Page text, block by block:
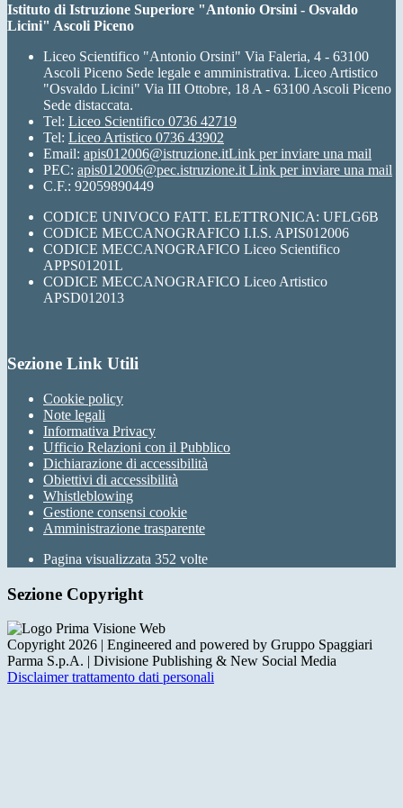
Istituto di Istruzione Superiore "Antonio Orsini - Osvaldo
Licini" Ascoli Piceno
Liceo Scientifico "Antonio Orsini" Via Faleria, 4 - 63100
Ascoli Piceno Sede legale e amministrativa. Liceo Artistico
"Osvaldo Licini" Via III Ottobre, 18 A - 63100 Ascoli Piceno
Sede distaccata.
Tel: Liceo Scientifico 0736 42719
Tel: Liceo Artistico 0736 43902
Email: apis012006@istruzione.itLink per inviare una mail
PEC: apis012006@pec.istruzione.itLink per inviare una mail
C.F.: 92059890449
CODICE UNIVOCO FATT. ELETTRONICA: UFLG6B
CODICE MECCANOGRAFICO I.I.S. APIS012006
CODICE MECCANOGRAFICO Liceo Scientifico
APPS01201L
CODICE MECCANOGRAFICO Liceo Artistico
APSD012013
Sezione Link Utili
Cookie policy
Note legali
Informativa Privacy
Ufficio Relazioni con il Pubblico
Dichiarazione di accessibilità
Obiettivi di accessibilità
Whistleblowing
Gestione consensi cookie
Amministrazione trasparente
Pagina visualizzata 352 volte
Sezione Copyright
Copyright 2026 | Engineered and powered by Gruppo Spaggiari
Parma S.p.A. | Divisione Publishing & New Social Media
Disclaimer trattamento dati personali